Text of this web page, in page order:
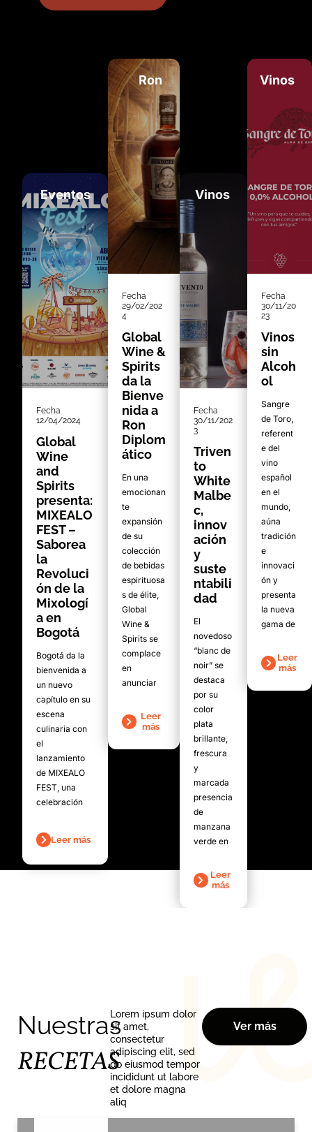
Eventos
Fecha
12/04/2024
Global
Wine
and
Spirits
presenta:
MIXEALO
FEST –
Saborea
la
Revoluci
ón de la
Mixologí
a en
Bogotá
Bogotá da la
bienvenida a
un nuevo
capítulo en su
escena
culinaria con
el
lanzamiento
de MIXEALO
FEST, una
celebración
Leer más
Ron
Fecha
29/02/202
4
Global
Wine &
Spirits
da la
Bienve
nida a
Ron
Diplom
ático
En una
emocionan
te
expansión
de su
colección
de bebidas
espirituosa
s de élite,
Global
Wine &
Spirits se
complace
en
anunciar
Leer
más
Vinos
Fecha
30/11/202
3
Triven
to
White
Malbe
c,
innov
ación
y
suste
ntabili
dad
El
novedoso
“blanc de
noir” se
destaca
por su
color
plata
brillante,
frescura
y
marcada
presencia
de
manzana
verde en
Leer
más
Vinos
Fecha
30/11/20
23
Vinos
sin
Alcoh
ol
Sangre
de Toro,
referent
e del
vino
español
en el
mundo,
aúna
tradición
e
innovaci
ón y
presenta
la nueva
gama de
Leer
más
Nuestras
RECETAS
Lorem ipsum dolor
sit amet,
consectetur
adipiscing elit, sed
do eiusmod tempor
incididunt ut labore
et dolore magna
aliq
Ver más